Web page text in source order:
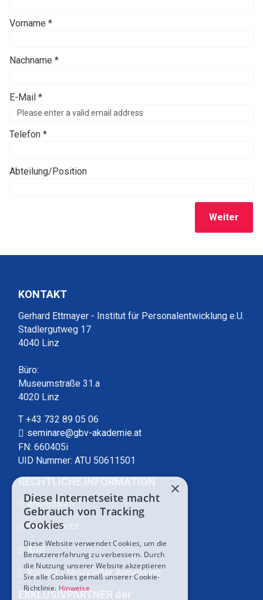
Vorname *
Nachname *
E-Mail *
Telefon *
Abteilung/Position
Weiter
KONTAKT
Gerhard Ettmayer - Institut für Personalentwicklung e.U.
Stadlergutweg 17
4040 Linz
Büro:
Museumstraße 31.a
4020 Linz
T +43 732 89 05 06
seminare@gbv-akademie.at
FN: 660405i
UID Nummer: ATU 50611501
RECHTLICHE INFORMATION
Impressum
Datenschutz
AGB
Kontakt / Newsletter Anmeldung
EXKLUSIVPARTNER der
×
Diese Internetseite macht
Gebrauch von Tracking
Cookies
Diese Website verwendet Cookies, um die
Benutzererfahrung zu verbessern. Durch
die Nutzung unserer Website akzeptieren
Sie alle Cookies gemäß unserer Cookie-
Richtlinie. Hinweise